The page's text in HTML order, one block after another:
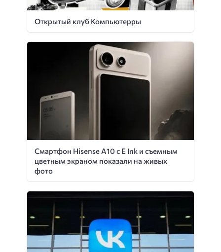
Открытый клуб Компьютерры
Смартфон Hisense A10 с E Ink и съемным
цветным экраном показали на живых
фото